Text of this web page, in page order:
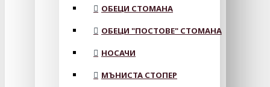
ОБЕЦИ СТОМАНА
ОБЕЦИ "ПОСТОВЕ" СТОМАНА
НОСАЧИ
МЪНИСТА СТОПЕР